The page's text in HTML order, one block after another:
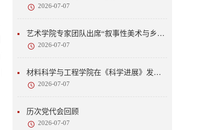
2026-07-07
艺术学院专家团队出席“叙事性美术与乡村美育”研讨会
2026-07-07
材料科学与工程学院在《科学进展》发表研究成果
2026-07-07
历次党代会回顾
2026-07-07